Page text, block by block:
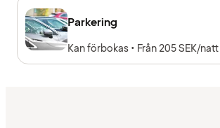
Parkering
Kan förbokas • Från 205 SEK/natt